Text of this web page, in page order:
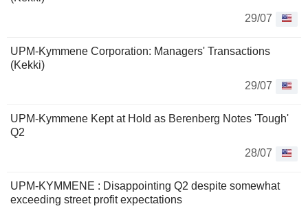
29/07
UPM-Kymmene Corporation: Managers' Transactions
(Kekki)
29/07
UPM-Kymmene Kept at Hold as Berenberg Notes 'Tough'
Q2
28/07
UPM-KYMMENE : Disappointing Q2 despite somewhat
exceeding street profit expectations